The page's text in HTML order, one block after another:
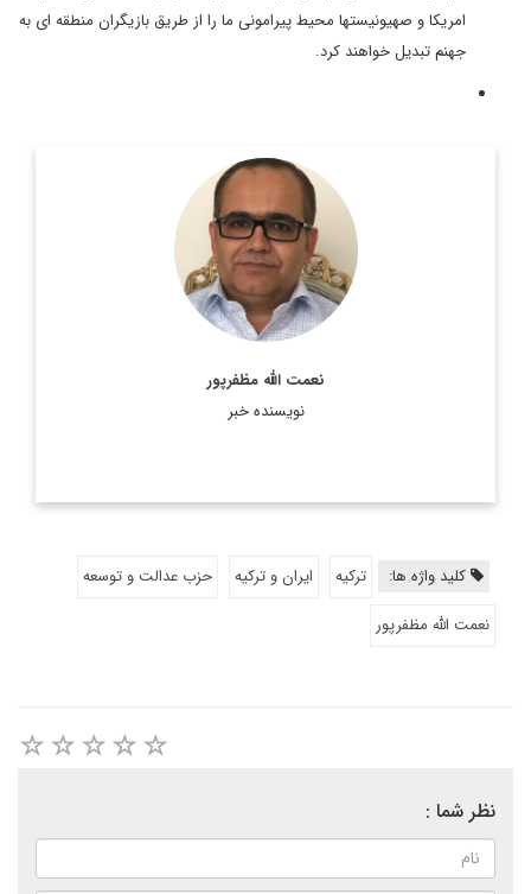
امریکا و صهیونیستها محیط پیرامونی ما را از طریق بازیگران منطقه ای به
جهنم تبدیل خواهند کرد.
نعمت الله مظفرپور
نویسنده خبر
پژوهشگر اندیشه سیاسی و دیپلماسی
اطلاعات بیشتر
کلید واژه ها: ترکیه ایران و ترکیه
حزب عدالت و توسعه
نعمت الله مظفرپور
نظر شما :